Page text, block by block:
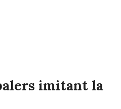
imitant la